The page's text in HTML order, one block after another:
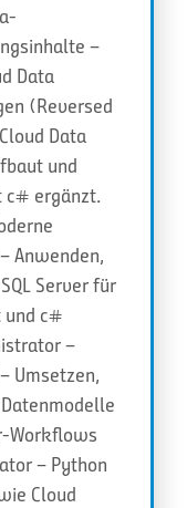
–
Data
(Reversed
Data
und
c# ergänzt.
Anwenden,
Server für
und c#
–
Umsetzen,
Workflows
– Python
Cloud